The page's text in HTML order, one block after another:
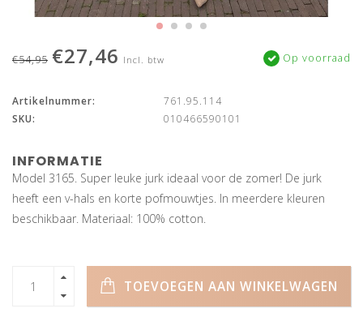
€54,95 €27,46 Incl. btw Op voorraad
Artikelnummer:
761.95.114
SKU:
010466590101
INFORMATIE
Model 3165. Super leuke jurk ideaal voor de zomer! De jurk
heeft een v-hals en korte pofmouwtjes. In meerdere kleuren
beschikbaar. Materiaal: 100% cotton.
TOEVOEGEN AAN WINKELWAGEN